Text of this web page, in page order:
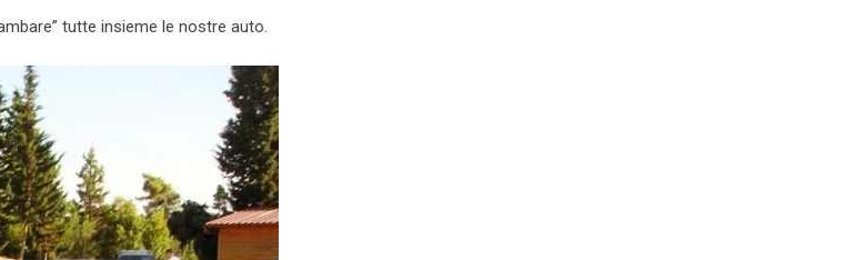
tutte insieme le nostre auto.